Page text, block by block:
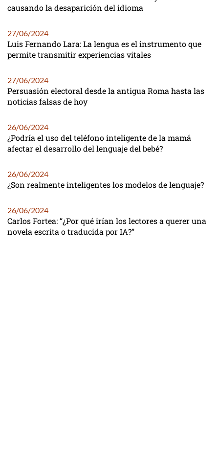
causando la desaparición del idioma
27/06/2024
Luis Fernando Lara: La lengua es el instrumento que
permite transmitir experiencias vitales
27/06/2024
Persuasión electoral desde la antigua Roma hasta las
noticias falsas de hoy
26/06/2024
¿Podría el uso del teléfono inteligente de la mamá
afectar el desarrollo del lenguaje del bebé?
26/06/2024
¿Son realmente inteligentes los modelos de lenguaje?
26/06/2024
Carlos Fortea: “¿Por qué irían los lectores a querer una
novela escrita o traducida por IA?”